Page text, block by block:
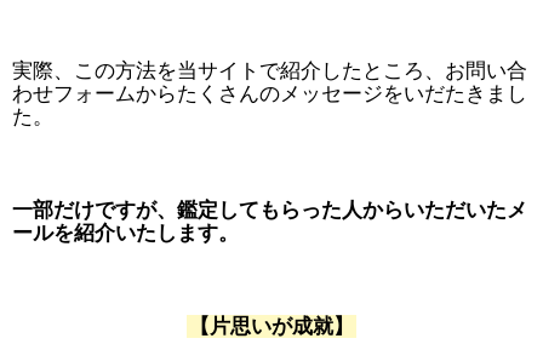
実際、この方法を当サイトで紹介したところ、お問い合
わせフォームからたくさんのメッセージをいだたきまし
た。
一部だけですが、鑑定してもらった人からいただいたメ
ールを紹介いたします。
【片思いが成就】